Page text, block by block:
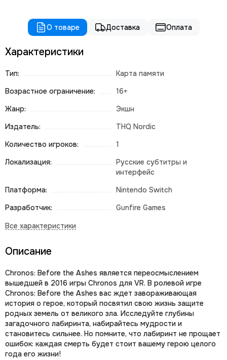
О товаре Доставка Оплата
Характеристики
Тип:
Карта памяти
Возрастное ограничение:
16+
Жанр:
Экшн
Издатель:
THQ Nordic
Количество игроков:
1
Локализация:
Русские субтитры и
интерфейс
Платформа:
Nintendo Switch
Разработчик:
Gunfire Games
Описание
Chronos: Before the Ashes является переосмыслением
вышедшей в 2016 игры Chronos для VR. В ролевой игре
Chronos: Before the Ashes вас ждет завораживающая
история о герое, который посвятил свою жизнь защите
родных земель от великого зла. Исследуйте глубины
загадочного лабиринта, набирайтесь мудрости и
становитесь сильнее. Но помните, что лабиринт не прощает
ошибок: каждая смерть будет стоит вашему герою целого
года его жизни!